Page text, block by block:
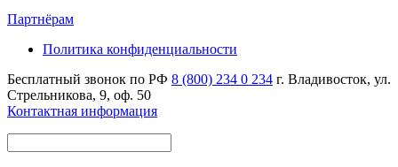
Партнёрам
Политика конфиденциальности
Бесплатный звонок по РФ 8 (800) 234 0 234 г. Владивосток, ул.
Стрельникова, 9, оф. 50
Контактная информация